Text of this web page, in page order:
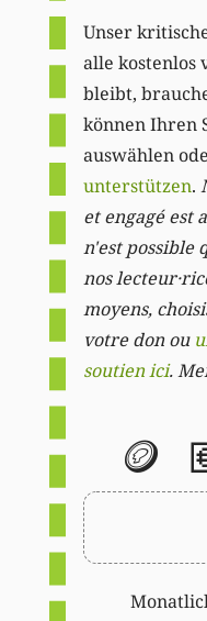
Unser
alle kostenlos
bleibt,
können Ihren
auswählen
unterstützen.
et engagé est
n'est possible
nos
moyens,
votre don ou
soutien ici.
🪙